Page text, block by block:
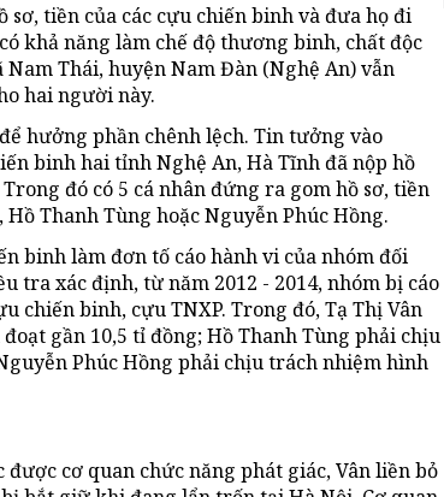
tiền của các cựu chiến binh và đưa họ đi
khả năng làm chế độ thương binh, chất độc
Thái, huyện Nam Đàn (Nghệ An) vẫn
hai người này.
hưởng phần chênh lệch. Tin tưởng vào
binh hai tỉnh Nghệ An, Hà Tĩnh đã nộp hồ
đó có 5 cá nhân đứng ra gom hồ sơ, tiền
Thanh Tùng hoặc Nguyễn Phúc Hồng.
binh làm đơn tố cáo hành vi của nhóm đối
tra xác định, từ năm 2012 - 2014, nhóm bị cáo
chiến binh, cựu TNXP. Trong đó, Tạ Thị Vân
gần 10,5 tỉ đồng; Hồ Thanh Tùng phải chịu
Phúc Hồng phải chịu trách nhiệm hình
cơ quan chức năng phát giác, Vân liền bỏ